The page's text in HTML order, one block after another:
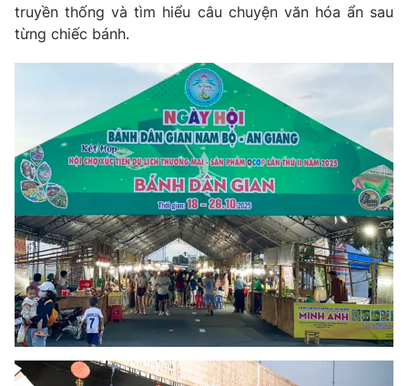
Tư vấn
Chuyên mục khác
Podcast
Photo Infographic
Video Shorts video
VTV Money VTV Thể thao
VTV Sức khoẻ Bất động sản
Thị trường 24h Tấm lòng Việt
truyền thống và tìm hiểu câu chuyện văn hóa ẩn sau
từng chiếc bánh.